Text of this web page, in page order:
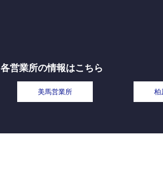
各営業所の情報はこちら
美馬営業所 柏